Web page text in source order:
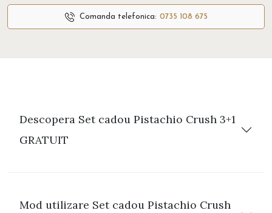
Comanda telefonica: 0735 108 675
Descopera Set cadou Pistachio Crush 3+1
GRATUIT
Mod utilizare Set cadou Pistachio Crush